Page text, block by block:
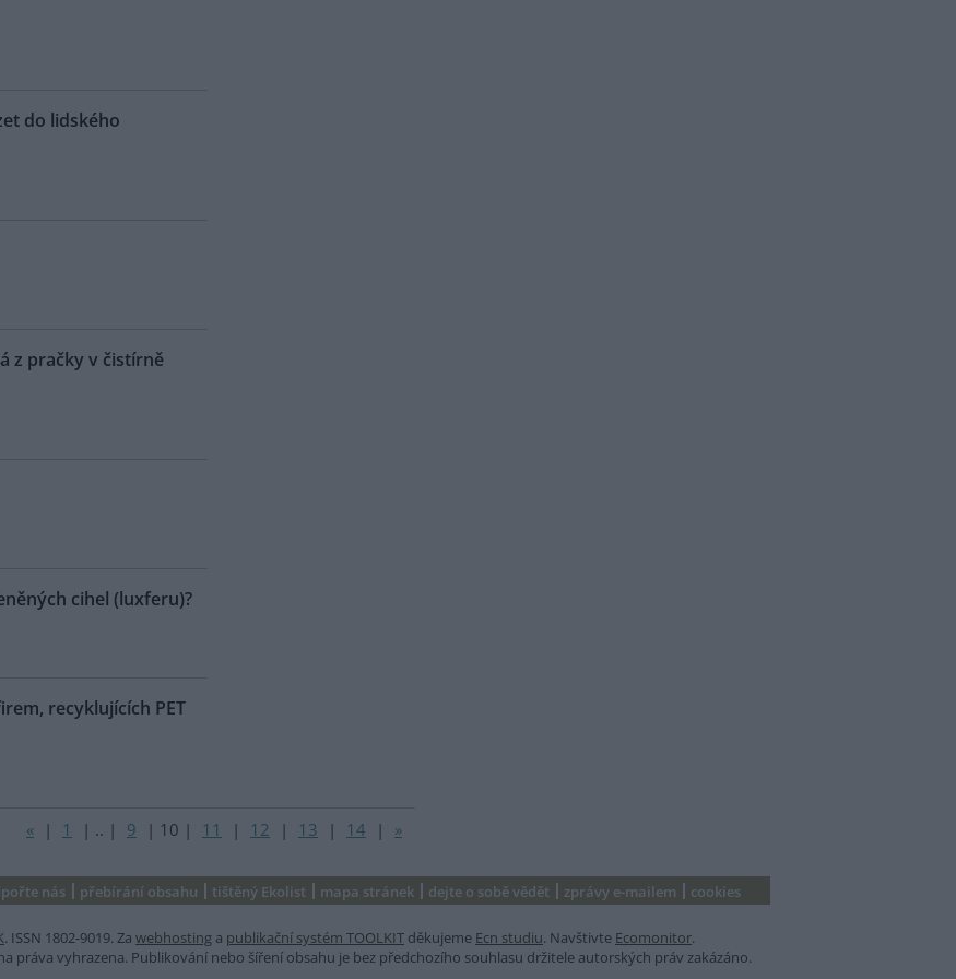
do lidského
z pračky v čistírně
cihel (luxferu)?
recyklujících PET
« | 1 | .. | 9 | 10 | 11 | 12 | 13 | 14 | »
nás přebírání obsahu tištěný Ekolist mapa stránek dejte o sobě vědět zprávy e-mailem cookies
. ISSN 1802-9019. Za webhosting a publikační systém TOOLKIT děkujeme Ecn studiu. Navštivte Ecomonitor.
práva vyhrazena. Publikování nebo šíření obsahu je bez předchozího souhlasu držitele autorských práv zakázáno.